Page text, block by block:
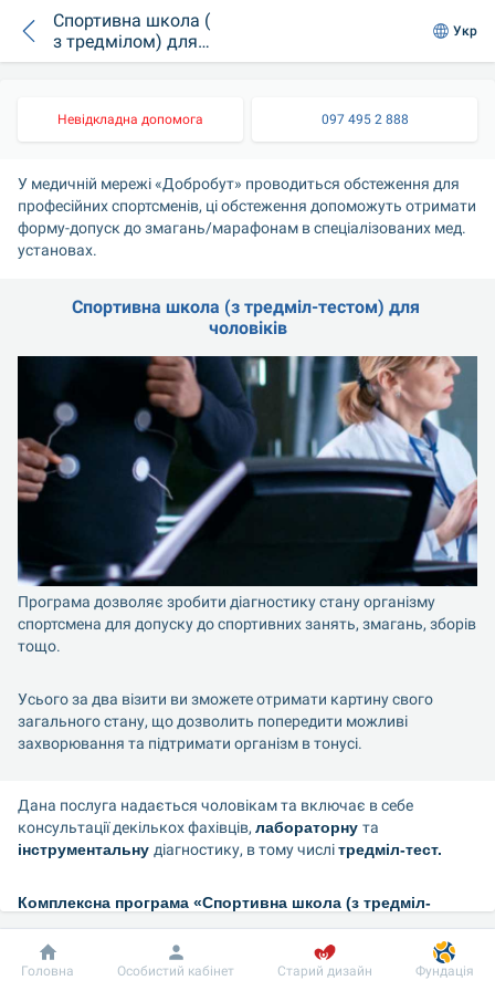
Спортивна школа (
з тредмілом) для
чоловіків
Укр
Невідкладна допомога 097 495 2 888
У медичній мережі «Добробут» проводиться обстеження для
професійних спортсменів, ці обстеження допоможуть отримати
форму-допуск до змагань/марафонам в спеціалізованих мед.
установах.
Спортивна школа (з тредміл-тестом) для
чоловіків
Програма дозволяє зробити діагностику стану організму
спортсмена для допуску до спортивних занять, змагань, зборів
тощо.
Усього за два візити ви зможете отримати картину свого
загального стану, що дозволить попередити можливі
захворювання та підтримати організм в тонусі.
Дана послуга надається чоловікам та включає в себе
консультації декількох фахівців, лабораторну
інструментальну діагностику, в тому числі тредміл-тест.
Комплексна програма «Спортивна школа (з тредміл-
Перший візит – орієнтований час проходження до 3 годин.
Добробут Інформація Пацієнту
Головна Особистий кабінет Старий дизайн Фундація